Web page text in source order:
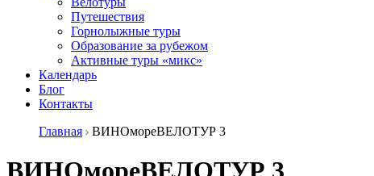
Путешествия
Горнолыжные туры
Образование за рубежом
Активные туры «микс»
Календарь
Блог
Контакты
Главная
ВИНОмореВЕЛОТУР 3